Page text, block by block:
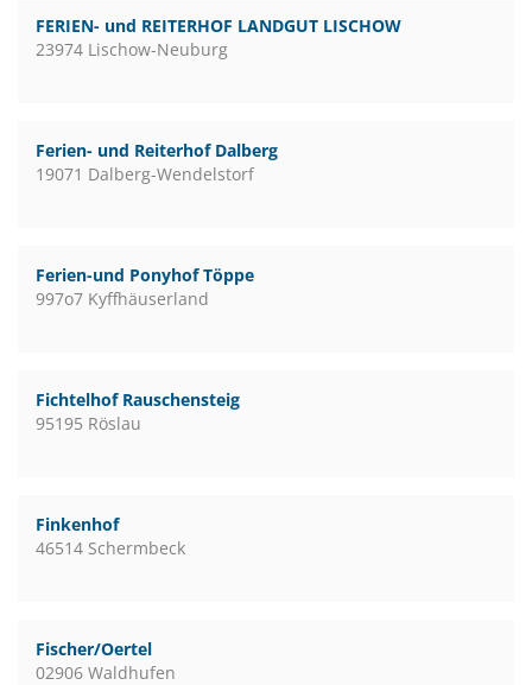
FERIEN- und REITERHOF LANDGUT LISCHOW
23974 Lischow-Neuburg
Ferien- und Reiterhof Dalberg
19071 Dalberg-Wendelstorf
Ferien-und Ponyhof Töppe
997o7 Kyffhäuserland
Fichtelhof Rauschensteig
95195 Röslau
Finkenhof
46514 Schermbeck
Fischer/Oertel
02906 Waldhufen